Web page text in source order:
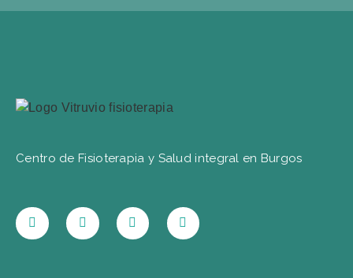
Centro de Fisioterapia y Salud integral en Burgos